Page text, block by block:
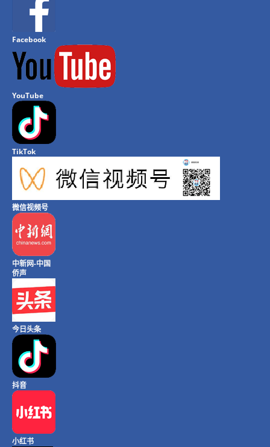
Facebook
YouTube
TikTok
微信视频号
中新网-中国
侨声
今日头条
抖音
小红书